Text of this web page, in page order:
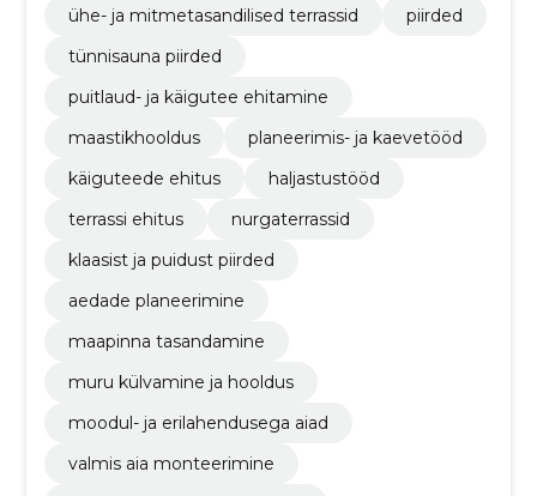
ühe- ja mitmetasandilised terrassid
piirded
tünnisauna piirded
puitlaud- ja käigutee ehitamine
maastikhooldus
planeerimis- ja kaevetööd
käiguteede ehitus
haljastustööd
terrassi ehitus
nurgaterrassid
klaasist ja puidust piirded
aedade planeerimine
maapinna tasandamine
muru külvamine ja hooldus
moodul- ja erilahendusega aiad
valmis aia monteerimine